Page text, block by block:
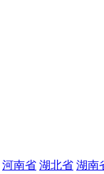
河南省 湖北省 湖南